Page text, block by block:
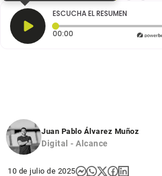
ESCUCHA EL RESUMEN
00:00 Tiempo transcurrido: 0
Juan Pablo Álvarez Muñoz
Digital - Alcance
10 de julio de 2025